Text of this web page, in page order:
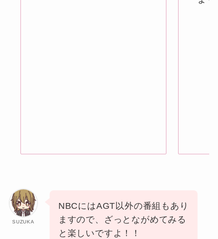
SUZUKA
NBCにはAGT以外の番組もあり
ますので、ざっとながめてみる
と楽しいですよ！！